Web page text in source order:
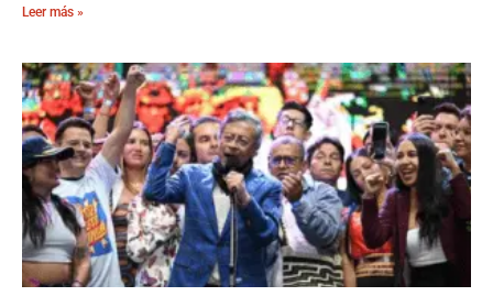
Leer más »